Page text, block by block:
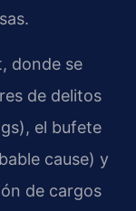
donde se
de delitos
el bufete
cause) y
de cargos